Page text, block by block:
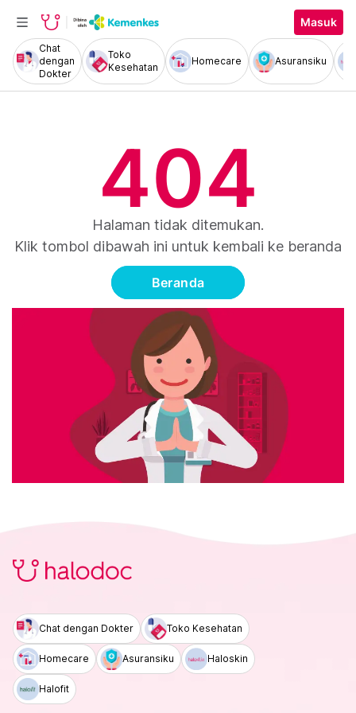
Masuk
Chat
dengan
Dokter
Toko
Kesehatan
Homecare Asuransiku
404
Halaman tidak ditemukan.
Klik tombol dibawah ini untuk kembali ke beranda
Beranda
Chat dengan Dokter Toko Kesehatan
Homecare Asuransiku Haloskin
Halofit